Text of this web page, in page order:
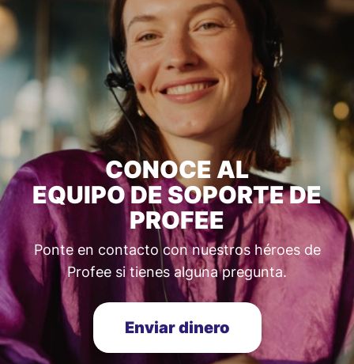
CONOCE AL
EQUIPO DE SOPORTE DE
PROFEE
Ponte en contacto con nuestros héroes de
Profee si tienes alguna pregunta.
Enviar dinero